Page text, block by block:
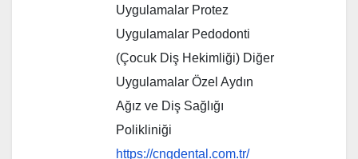
Uygulamalar Protez
Uygulamalar Pedodonti
(Çocuk Diş Hekimliği) Diğer
Uygulamalar Özel Aydın
Ağız ve Diş Sağlığı
Polikliniği
https://cngdental.com.tr/